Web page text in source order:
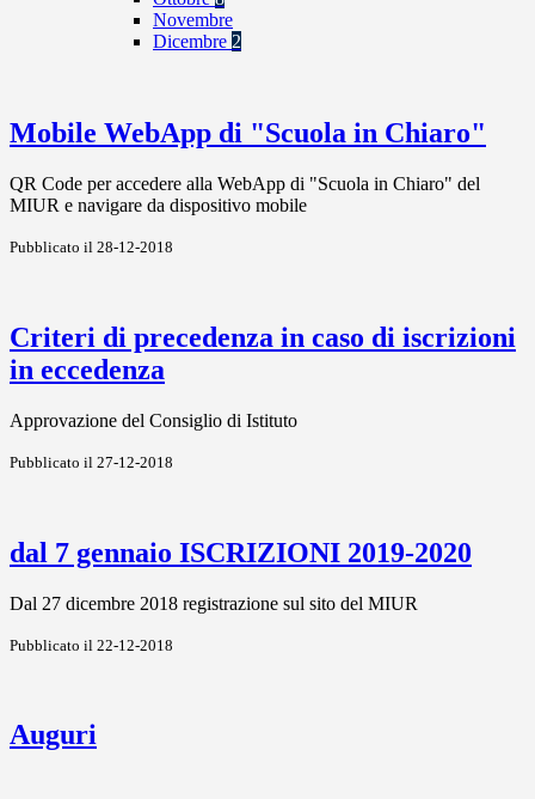
Novembre
Dicembre 2
Mobile WebApp di "Scuola in Chiaro"
QR Code per accedere alla WebApp di "Scuola in Chiaro" del
MIUR e navigare da dispositivo mobile
Pubblicato il 28-12-2018
Criteri di precedenza in caso di iscrizioni
in eccedenza
Approvazione del Consiglio di Istituto
Pubblicato il 27-12-2018
dal 7 gennaio ISCRIZIONI 2019-2020
Dal 27 dicembre 2018 registrazione sul sito del MIUR
Pubblicato il 22-12-2018
Auguri